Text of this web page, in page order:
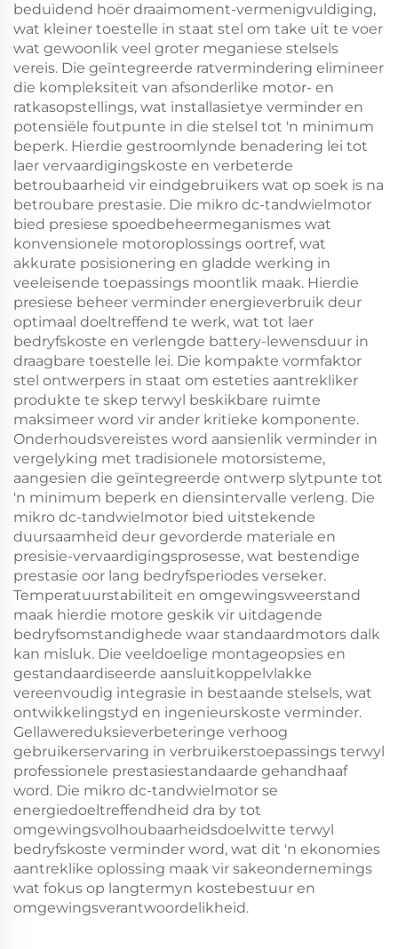
beduidend hoër draaimoment-vermenigvuldiging,
wat kleiner toestelle in staat stel om take uit te voer
wat gewoonlik veel groter meganiese stelsels
vereis. Die geïntegreerde ratvermindering elimineer
die kompleksiteit van afsonderlike motor- en
ratkasopstellings, wat installasietye verminder en
potensiële foutpunte in die stelsel tot 'n minimum
beperk. Hierdie gestroomlynde benadering lei tot
laer vervaardigingskoste en verbeterde
betroubaarheid vir eindgebruikers wat op soek is na
betroubare prestasie. Die mikro dc-tandwielmotor
bied presiese spoedbeheermeganismes wat
konvensionele motoroplossings oortref, wat
akkurate posisionering en gladde werking in
veeleisende toepassings moontlik maak. Hierdie
presiese beheer verminder energieverbruik deur
optimaal doeltreffend te werk, wat tot laer
bedryfskoste en verlengde battery-lewensduur in
draagbare toestelle lei. Die kompakte vormfaktor
stel ontwerpers in staat om esteties aantrekliker
produkte te skep terwyl beskikbare ruimte
maksimeer word vir ander kritieke komponente.
Onderhoudsvereistes word aansienlik verminder in
vergelyking met tradisionele motorsisteme,
aangesien die geïntegreerde ontwerp slytpunte tot
'n minimum beperk en diensintervalle verleng. Die
mikro dc-tandwielmotor bied uitstekende
duursaamheid deur gevorderde materiale en
presisie-vervaardigingsprosesse, wat bestendige
prestasie oor lang bedryfsperiodes verseker.
Temperatuurstabiliteit en omgewingsweerstand
maak hierdie motore geskik vir uitdagende
bedryfsomstandighede waar standaardmotors dalk
kan misluk. Die veeldoelige montageopsies en
gestandaardiseerde aansluitkoppelvlakke
vereenvoudig integrasie in bestaande stelsels, wat
ontwikkelingstyd en ingenieurskoste verminder.
Gellawereduksieverbeteringe verhoog
gebruikerservaring in verbruikerstoepassings terwyl
professionele prestasiestandaarde gehandhaaf
word. Die mikro dc-tandwielmotor se
energiedoeltreffendheid dra by tot
omgewingsvolhoubaarheidsdoelwitte terwyl
bedryfskoste verminder word, wat dit 'n ekonomies
aantreklike oplossing maak vir sakeondernemings
wat fokus op langtermyn kostebestuur en
omgewingsverantwoordelikheid.